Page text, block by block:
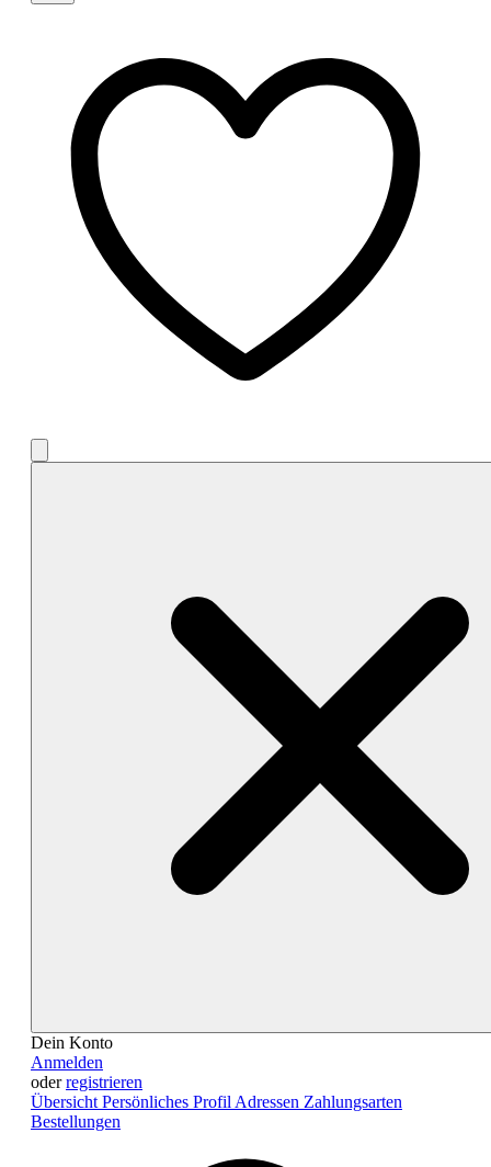
Dein Konto
Anmelden
oderregistrieren
Übersicht Persönliches Profil Adressen Zahlungsarten
Bestellungen